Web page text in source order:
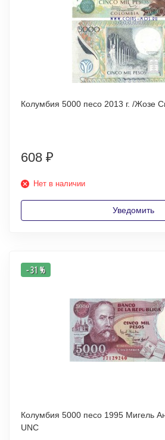
608 ₽
Нет в наличии
Уведомить
- 31 %
Колумбия 5000 песо 1995 Мигель
UNC